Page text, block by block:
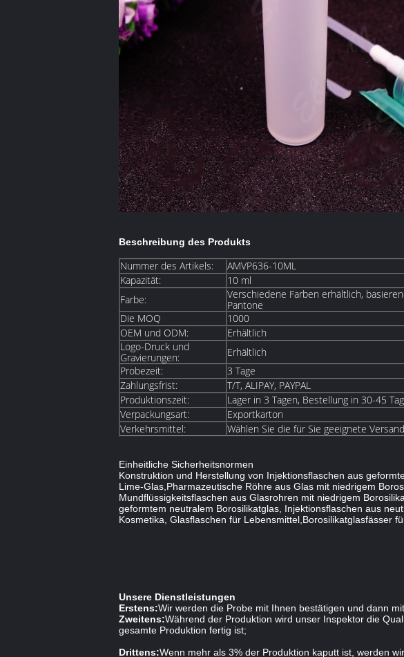
Beschreibung des Produkts
Nummer des Artikels:
AMVP636-10ML
Kapazität:
10 ml
Farbe:
Verschiedene Farben erhältlich,
Pantone
Die MOQ
1000
OEM und ODM:
Erhältlich
Logo-Druck und
Gravierungen:
Erhältlich
Probezeit:
3 Tage
Zahlungsfrist:
T/T, ALIPAY, PAYPAL
Produktionszeit:
Lager in 3 Tagen, Bestellung in 30-45
Verpackungsart:
Exportkarton
Verkehrsmittel:
Wählen Sie die für Sie geeignete
Einheitliche Sicherheitsnormen
Konstruktion und Herstellung von Injektionsflaschen aus
Lime-Glas,Pharmazeutische Röhre aus Glas mit niedrigem
Mundflüssigkeitsflaschen aus Glasrohren mit niedrigem
geformtem neutralem Borosilikatglas, Injektionsflaschen aus
Kosmetika, Glasflaschen für Lebensmittel,Borosilikatglasfässer
Unsere Dienstleistungen
Erstens:Wir werden die Probe mit Ihnen bestätigen und dann
Zweitens:Während der Produktion wird unser Inspektor die
gesamte Produktion fertig ist;
Drittens:Wenn mehr als 3% der Produktion kaputt ist, werden